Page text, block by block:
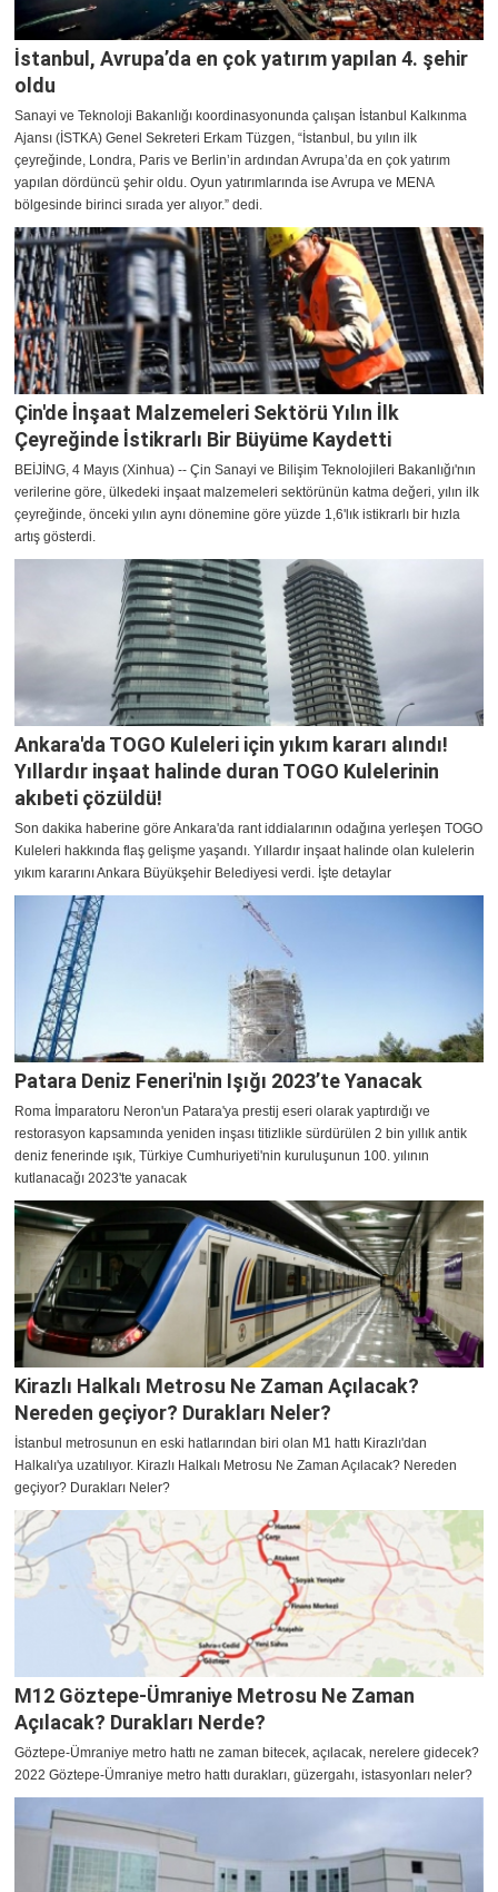
İstanbul, Avrupa’da en çok yatırım yapılan 4. şehir
oldu
Sanayi ve Teknoloji Bakanlığı koordinasyonunda çalışan İstanbul Kalkınma
Ajansı (İSTKA) Genel Sekreteri Erkam Tüzgen, “İstanbul, bu yılın ilk
çeyreğinde, Londra, Paris ve Berlin’in ardından Avrupa’da en çok yatırım
yapılan dördüncü şehir oldu. Oyun yatırımlarında ise Avrupa ve MENA
bölgesinde birinci sırada yer alıyor.” dedi.
Çin'de İnşaat Malzemeleri Sektörü Yılın İlk
Çeyreğinde İstikrarlı Bir Büyüme Kaydetti
BEİJİNG, 4 Mayıs (Xinhua) -- Çin Sanayi ve Bilişim Teknolojileri Bakanlığı'nın
verilerine göre, ülkedeki inşaat malzemeleri sektörünün katma değeri, yılın ilk
çeyreğinde, önceki yılın aynı dönemine göre yüzde 1,6'lık istikrarlı bir hızla
artış gösterdi.
Ankara'da TOGO Kuleleri için yıkım kararı alındı!
Yıllardır inşaat halinde duran TOGO Kulelerinin
akıbeti çözüldü!
Son dakika haberine göre Ankara'da rant iddialarının odağına yerleşen TOGO
Kuleleri hakkında flaş gelişme yaşandı. Yıllardır inşaat halinde olan kulelerin
yıkım kararını Ankara Büyükşehir Belediyesi verdi. İşte detaylar
Patara Deniz Feneri'nin Işığı 2023’te Yanacak
Roma İmparatoru Neron'un Patara'ya prestij eseri olarak yaptırdığı ve
restorasyon kapsamında yeniden inşası titizlikle sürdürülen 2 bin yıllık antik
deniz fenerinde ışık, Türkiye Cumhuriyeti'nin kuruluşunun 100. yılının
kutlanacağı 2023'te yanacak
Kirazlı Halkalı Metrosu Ne Zaman Açılacak?
Nereden geçiyor? Durakları Neler?
İstanbul metrosunun en eski hatlarından biri olan M1 hattı Kirazlı'dan
Halkalı'ya uzatılıyor. Kirazlı Halkalı Metrosu Ne Zaman Açılacak? Nereden
geçiyor? Durakları Neler?
M12 Göztepe-Ümraniye Metrosu Ne Zaman
Açılacak? Durakları Nerde?
Göztepe-Ümraniye metro hattı ne zaman bitecek, açılacak, nerelere gidecek?
2022 Göztepe-Ümraniye metro hattı durakları, güzergahı, istasyonları neler?